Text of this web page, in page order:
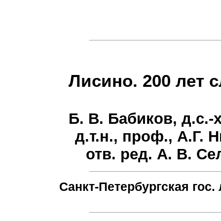
Лисино. 200 лет
Б. В. Бабиков,
д.т.н., проф., А.Г.
отв. ред. А. В.
Санкт-Петербургская